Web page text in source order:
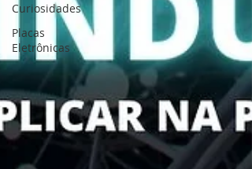
Curiosidades
Placas
Eletrônicas